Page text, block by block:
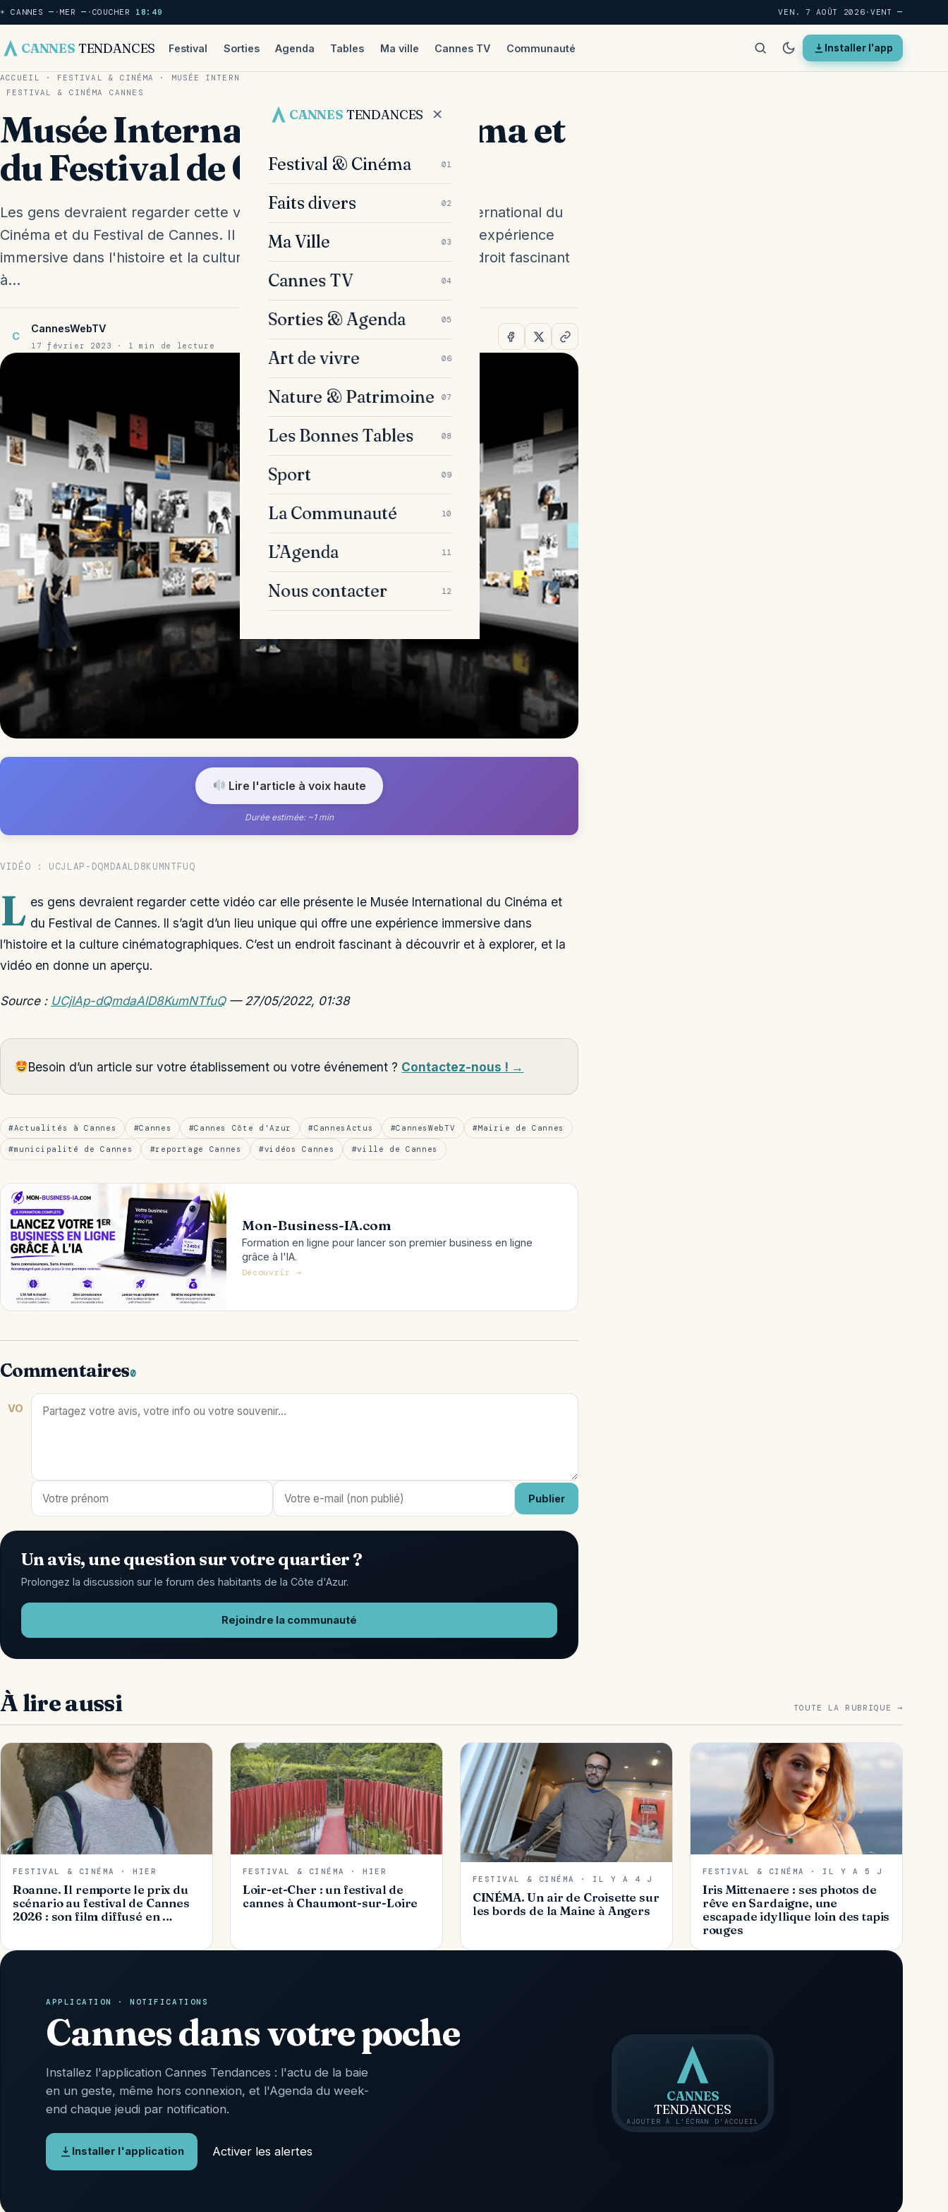
☀ CANNES— · MER— · COUCHER 18:49 VEN. 7 AOÛT 2026 · VENT—
CANNES TENDANCES Festival Sorties Agenda Tables Ma ville Cannes TV Communauté Installer l'app
CANNES TENDANCES
Festival & Cinéma 01
Faits divers 02
Ma Ville 03
Cannes TV 04
Sorties & Agenda 05
Art de vivre 06
Nature & Patrimoine 07
Les Bonnes Tables 08
Sport 09
La Communauté 10
L’Agenda 11
Nous contacter 12
ACCUEIL · FESTIVAL & CINÉMA · MUSÉE INTERNATIONAL DU CINÉMA ET DU FESTIVAL DE CANNES
FESTIVAL & CINÉMA
CANNES
Musée International du Cinéma et
du Festival de Cannes
Les gens devraient regarder cette vidéo car elle présente le Musée International du
Cinéma et du Festival de Cannes. Il s'agit d'un lieu unique qui offre une expérience
immersive dans l'histoire et la culture cinématographiques. C'est un endroit fascinant
à…
C
CannesWebTV
17 février 2023 · 1 min de lecture
Lire l'article à voix haute
Durée estimée: ~1 min
VIDÉO : UCJLAP-DQMDAALD8KUMNTFUQ
L es gens devraient regarder cette vidéo car elle présente le Musée International du Cinéma et
du Festival de Cannes. Il s’agit d’un lieu unique qui offre une expérience immersive dans
l’histoire et la culture cinématographiques. C’est un endroit fascinant à découvrir et à explorer, et la
vidéo en donne un aperçu.
Source : UCjlAp-dQmdaAlD8KumNTfuQ— 27/05/2022, 01:38
Besoin d’un article sur votre établissement ou votre événement ? Contactez-nous ! →
#Actualités à Cannes #Cannes #Cannes Côte d'Azur #CannesActus #CannesWebTV #Mairie de Cannes
#municipalité de Cannes #reportage Cannes #vidéos Cannes #ville de Cannes
Mon-Business-IA.com
Formation en ligne pour lancer son premier business en ligne
grâce à l'IA.
Découvrir →
Commentaires0
VO
Publier
Un avis, une question sur votre quartier ?
Prolongez la discussion sur le forum des habitants de la Côte d'Azur.
Rejoindre la communauté
À lire aussi TOUTE LA RUBRIQUE →
FESTIVAL & CINÉMA · HIER
Roanne. Il remporte le prix du
scénario au festival de Cannes
2026 : son film diffusé en …
FESTIVAL & CINÉMA · HIER
Loir-et-Cher : un festival de
cannes à Chaumont-sur-Loire
FESTIVAL & CINÉMA · IL Y A 4 J
CINÉMA. Un air de Croisette sur
les bords de la Maine à Angers
FESTIVAL & CINÉMA · IL Y A 5 J
Iris Mittenaere : ses photos de
rêve en Sardaigne, une
escapade idyllique loin des tapis
rouges
APPLICATION · NOTIFICATIONS
Cannes dans votre poche
Installez l'application Cannes Tendances : l'actu de la baie
en un geste, même hors connexion, et l'Agenda du week-
end chaque jeudi par notification.
Installer l'application Activer les alertes
CANNES
TENDANCES
AJOUTER À L'ÉCRAN D'ACCUEIL